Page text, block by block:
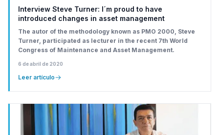
Interview Steve Turner: I´m proud to have
introduced changes in asset management
The autor of the methodology known as PMO 2000, Steve
Turner, participated as lecturer in the recent 7th World
Congress of Maintenance and Asset Management.
6 de abril de 2020
Leer artículo